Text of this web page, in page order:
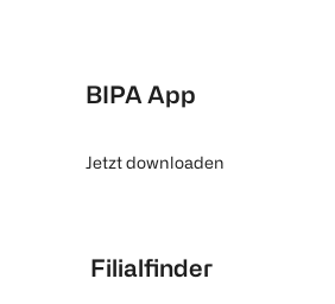
BIPA App
Jetzt downloaden
Filialfinder